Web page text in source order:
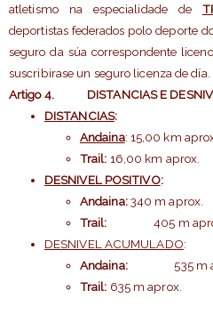
atletismo na especialidade de
deportistas federados polo deporte
seguro da súa correspondente
suscribirase un seguro licenza de día.
Artigo 4. DISTANCIAS E
DISTANCIAS:
Andaina: 15,00 km
Trail: 16,00 km aprox.
DESNIVEL POSITIVO:
Andaina:340 m aprox.
Trail:
405 m
DESNIVEL ACUMULADO:
Andaina:
535 m
Trail: 635 m aprox.